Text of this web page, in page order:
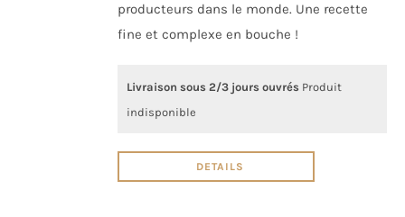
producteurs dans le monde. Une recette
fine et complexe en bouche !
Livraison sous 2/3 jours ouvrés Produit
indisponible
DETAILS